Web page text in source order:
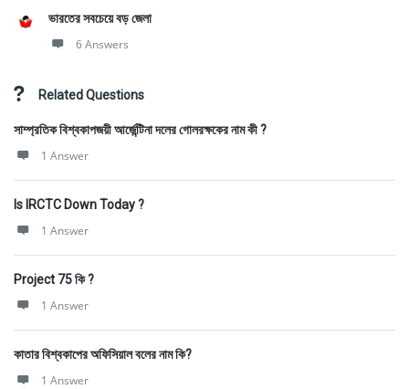
ভারতের সবচেয়ে বড় জেলা
6 Answers
Related Questions
সাম্প্রতিক বিশ্বকাপজয়ী আর্জেন্টিনা দলের গোলরক্ষকের নাম কী ?
1 Answer
Is IRCTC Down Today ?
1 Answer
Project 75 কি ?
1 Answer
কাতার বিশ্বকাপের অফিসিয়াল বলের নাম কি?
1 Answer